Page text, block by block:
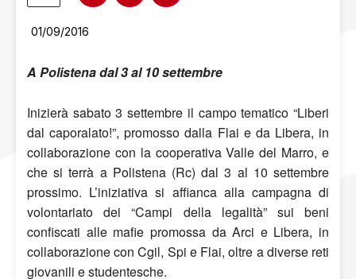
01/09/2016
A Polistena dal 3 al 10 settembre
Inizierà sabato 3 settembre il campo tematico “Liberi
dal caporalato!”, promosso dalla Flai e da Libera, in
collaborazione con la cooperativa Valle del Marro, e
che si terrà a Polistena (Rc) dal 3 al 10 settembre
prossimo. L’iniziativa si affianca alla campagna di
volontariato dei “Campi della legalità” sui beni
confiscati alle mafie promossa da Arci e Libera, in
collaborazione con Cgil, Spi e Flai, oltre a diverse reti
giovanili e studentesche.